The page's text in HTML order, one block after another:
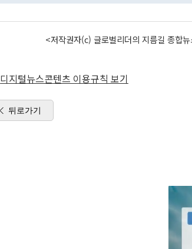
<저작권자(c) 글로벌리더의 지름길 종합
디지털뉴스콘텐츠 이용규칙 보기
뒤로가기